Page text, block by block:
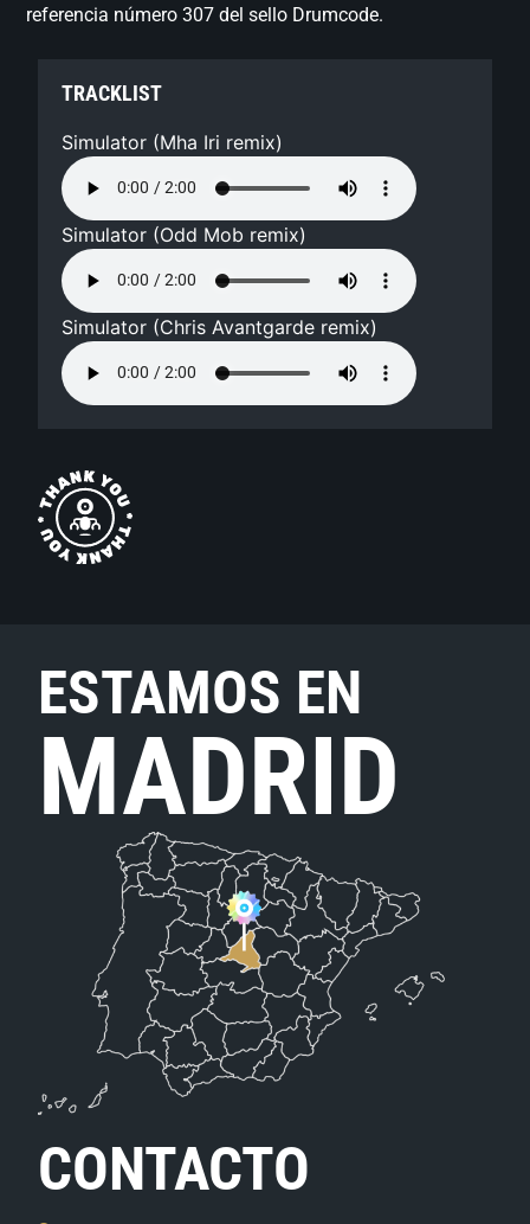
referencia número 307 del sello Drumcode.
TRACKLIST
Simulator (Mha Iri remix)
Simulator (Odd Mob remix)
Simulator (Chris Avantgarde remix)
ESTAMOS EN
MADRID
CONTACTO